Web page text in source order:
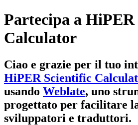
Partecipa a HiPER
Calculator
Ciao e grazie per il tuo
HiPER Scientific
usando Weblate, uno
progettato per facilitare
sviluppatori e traduttori.